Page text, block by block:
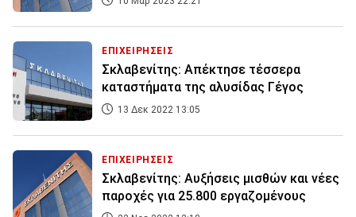
ΕΠΙΧΕΙΡΗΣΕΙΣ
Σκλαβενίτης: Aπέκτησε τέσσερα
καταστήματα της αλυσίδας Γέγος
13 Δεκ 2022 13:05
ΕΠΙΧΕΙΡΗΣΕΙΣ
Σκλαβενίτης: Αυξήσεις μισθών και νέες
παροχές για 25.800 εργαζομένους